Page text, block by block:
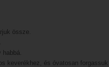
össze.
keverékhez, és óvatosan forgassuk